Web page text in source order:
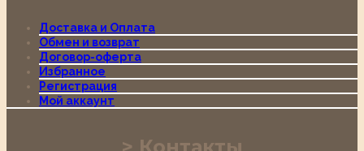
Доставка и Оплата
Обмен и возврат
Договор-оферта
Избранное
Регистрация
Мой аккаунт